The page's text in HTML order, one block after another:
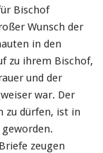
Bischof
Wunsch der
in den
zu ihrem Bischof,
und der
war. Der
zu dürfen, ist in
zeugen